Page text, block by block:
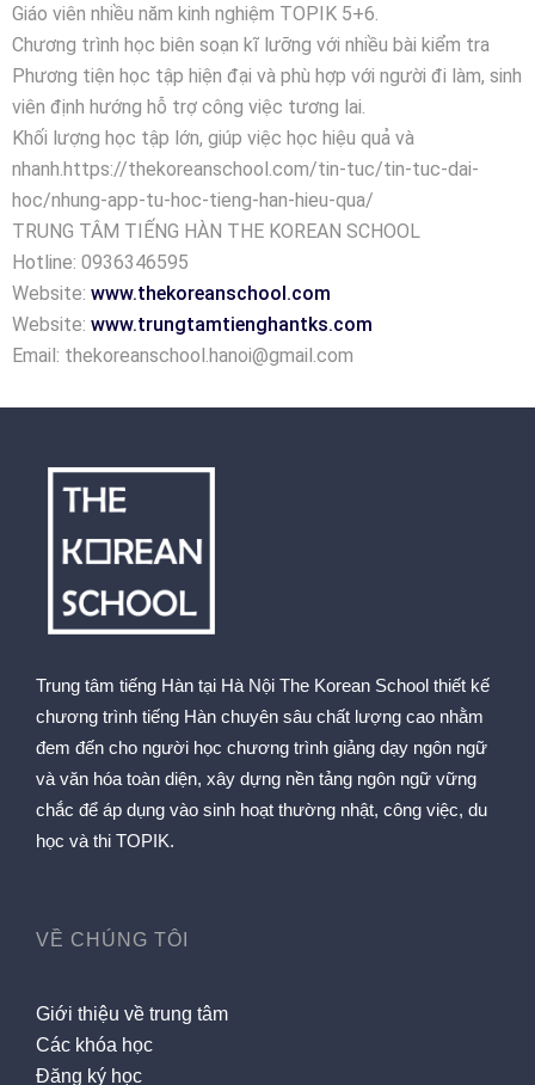
Giáo viên nhiều năm kinh nghiệm TOPIK 5+6.
Chương trình học biên soạn kĩ lưỡng với nhiều bài kiểm tra
Phương tiện học tập hiện đại và phù hợp với người đi làm, sinh
viên định hướng hỗ trợ công việc tương lai.
Khối lượng học tập lớn, giúp việc học hiệu quả và
nhanh.https://thekoreanschool.com/tin-tuc/tin-tuc-dai-
hoc/nhung-app-tu-hoc-tieng-han-hieu-qua/
TRUNG TÂM TIẾNG HÀN THE KOREAN SCHOOL
Hotline: 0936346595
Website: www.thekoreanschool.com
Website: www.trungtamtienghantks.com
Email: thekoreanschool.hanoi@gmail.com
Trung tâm tiếng Hàn tại Hà Nội The Korean School thiết kế
chương trình tiếng Hàn chuyên sâu chất lượng cao nhằm
đem đến cho người học chương trình giảng dạy ngôn ngữ
và văn hóa toàn diện, xây dựng nền tảng ngôn ngữ vững
chắc để áp dụng vào sinh hoạt thường nhật, công việc, du
học và thi TOPIK.
VỀ CHÚNG TÔI
Giới thiệu về trung tâm
Các khóa học
Đăng ký học